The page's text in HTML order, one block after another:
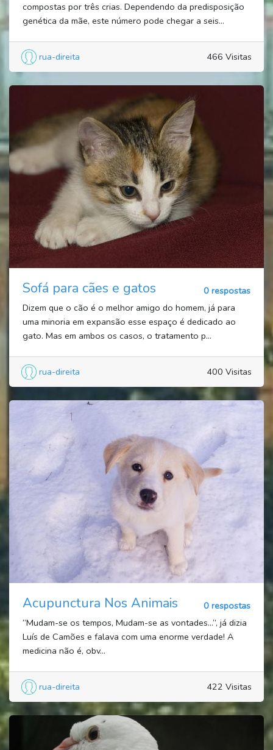
compostas por três crias. Dependendo da predisposição
genética da mãe, este número pode chegar a seis...
rua-direita 466 Visitas
Sofá para cães e gatos
0 respostas
Dizem que o cão é o melhor amigo do homem, já para
uma minoria em expansão esse espaço é dedicado ao
gato. Mas em ambos os casos, o tratamento p...
rua-direita 400 Visitas
Acupunctura Nos Animais
0 respostas
“Mudam-se os tempos, Mudam-se as vontades…”, já dizia
Luís de Camões e falava com uma enorme verdade! A
medicina não é, obv...
rua-direita 422 Visitas